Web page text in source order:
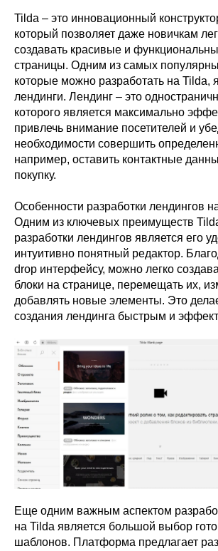
Tilda – это инновационный
который позволяет даже новичкам
создавать красивые и
страницы. Одним из самых
которые можно разработать на Tilda,
лендинги. Лендинг – это
которого является максимально
привлечь внимание посетителей и
необходимости совершить
например, оставить контактные
покупку.
Особенности разработки лендингов
Одним из ключевых преимуществ
разработки лендингов является его
интуитивно понятный редактор.
drop интерфейсу, можно легко
блоки на странице, перемещать их,
добавлять новые элементы. Это
создания лендинга быстрым и
Еще одним важным аспектом
на Tilda является большой выбор
шаблонов. Платформа предлагает